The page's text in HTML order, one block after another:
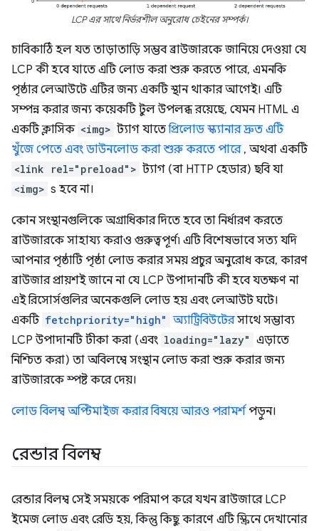
LCP এর সাথে নির্ভরশীল অনুরোধ চেইনের সম্পর্ক।
চাবিকাঠি হল যত তাড়াতাড়ি সম্ভব ব্রাউজারকে জানিয়ে দেওয়া যে
LCP কী হবে যাতে এটি লোড করা শুরু করতে পারে, এমনকি
পৃষ্ঠার লেআউটে এটির জন্য একটি স্থান থাকার আগেই। এটি
সম্পন্ন করার জন্য কয়েকটি টুল উপলব্ধ রয়েছে, যেমন HTML এ
একটি ক্লাসিক <img> ট্যাগ যাতেপ্রিলোড স্ক্যানার দ্রুত এটি
খুঁজে পেতে এবং ডাউনলোড করা শুরু করতে পারে, অথবা একটি
<link rel="preload"> ট্যাগ (বা HTTP হেডার) ছবি যা
<img> s হবে না।
কোন সংস্থানগুলিকে অগ্রাধিকার দিতে হবে তা নির্ধারণ করতে
ব্রাউজারকে সাহায্য করাও গুরুত্বপূর্ণ৷ এটি বিশেষভাবে সত্য যদি
আপনার পৃষ্ঠাটি পৃষ্ঠা লোড করার সময় প্রচুর অনুরোধ করে, কারণ
ব্রাউজার প্রায়শই জানে না যে LCP উপাদানটি কী হবে যতক্ষণ না
এই রিসোর্সগুলির অনেকগুলি লোড হয় এবং লেআউট ঘটে।
একটি fetchpriority="high" অ্যাট্রিবিউটেরসাথে সম্ভাব্য
LCP উপাদানটি টীকা করা (এবং loading="lazy" এড়াতে
নিশ্চিত করা) তা অবিলম্বে সংস্থান লোড করা শুরু করার জন্য
ব্রাউজারকে স্পষ্ট করে দেয়।
লোড বিলম্ব অপ্টিমাইজ করার বিষয়ে আরও পরামর্শ পড়ুন।
রেন্ডার বিলম্ব
রেন্ডার বিলম্ব সেই সময়কে পরিমাপ করে যখন ব্রাউজারে LCP
ইমেজ লোড এবং রেডি হয়, কিন্তু কিছু কারণে এটি স্ক্রিনে দেখানোর